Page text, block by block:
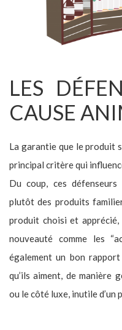
LES
CAUSE
La garantie que le produit
principal critère qui
Du coup, ces défenseurs
plutôt des produits
produit choisi et
nouveauté comme les
également un bon
qu’ils aiment, de manière
ou le côté luxe, inutile d’un